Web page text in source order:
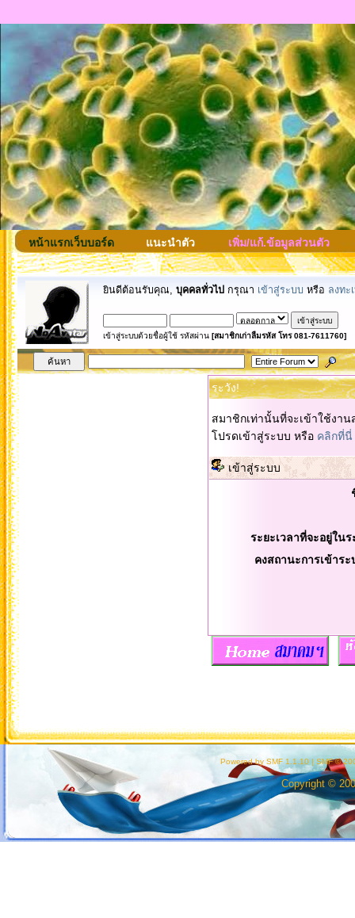
หน้าแรกเว็บบอร์ด แนะนำตัว เพิ่ม/แก้.ข้อมูลส่วนตัว
ยินดีต้อนรับคุณ, บุคคลทั่วไป กรุณา เข้าสู่ระบบ หรือ ลงทะ
เข้าสู่ระบบด้วยชื่อผู้ใช้ รหัสผ่าน [สมาชิกเก่าลืมรหัส โทร 081-7611760]
ระวัง!
สมาชิกเท่านั้นที่จะเข้าใช้งา
โปรดเข้าสู่ระบบ หรือ คลิกที่นี่
เข้าสู่ระบบ
ระยะเวลาที่จะอยู่ใน
คงสถานะการเข้าร
Powered by SMF 1.1.10 | SMF ©
Copyright ©